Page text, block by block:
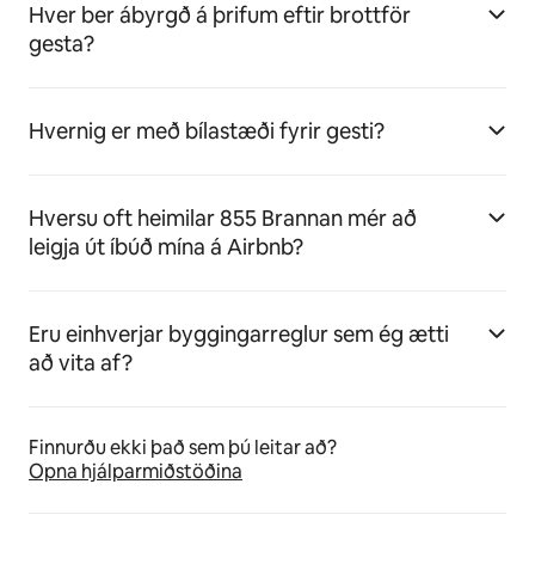
Hver ber ábyrgð á þrifum eftir brottför
gesta?
Hvernig er með bílastæði fyrir gesti?
Hversu oft heimilar 855 Brannan mér að
leigja út íbúð mína á Airbnb?
Eru einhverjar byggingarreglur sem ég ætti
að vita af?
Finnurðu ekki það sem þú leitar að?
Opna hjálparmiðstöðina